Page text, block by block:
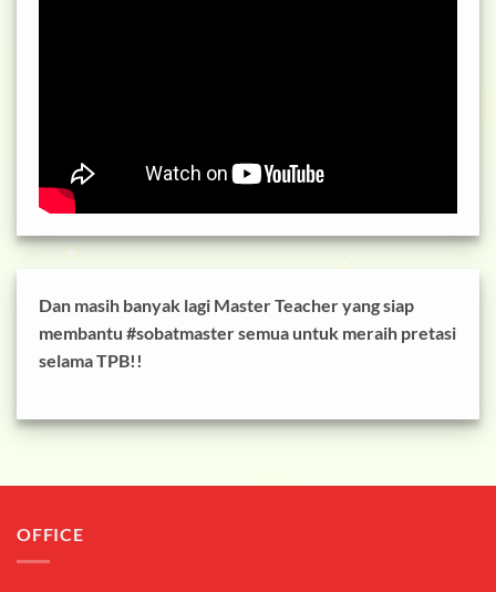
Dan masih banyak lagi Master Teacher yang siap
membantu #sobatmaster semua untuk meraih pretasi
selama TPB!!
OFFICE